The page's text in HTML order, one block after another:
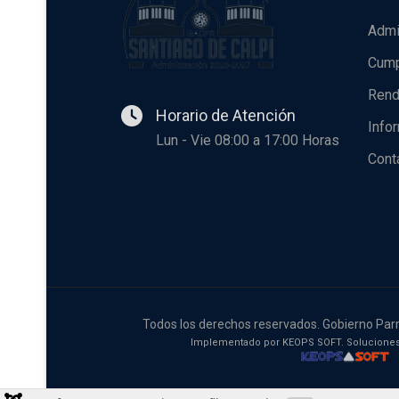
Horario de Atención
Lun - Vie 08:00 a 17:00 Horas
Todos los derechos reservados. Gobierno
Implementado por KEOPS SOFT.